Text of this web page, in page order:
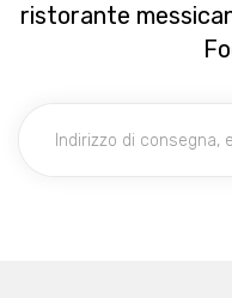
ristorante